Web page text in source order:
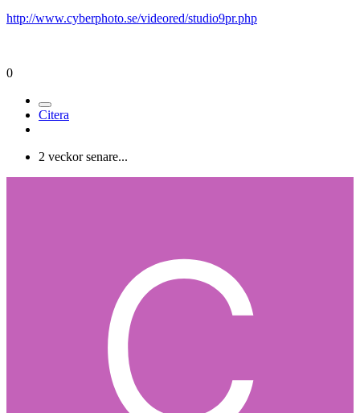
http://www.cyberphoto.se/videored/studio9pr.php
0
Citera
2 veckor senare...